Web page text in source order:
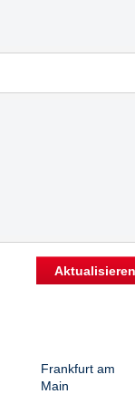
Frankfurt am
Main